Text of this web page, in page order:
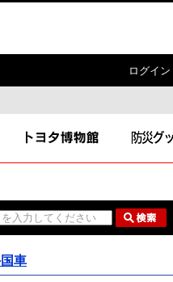
イブルート
ニュース
ログイン
車